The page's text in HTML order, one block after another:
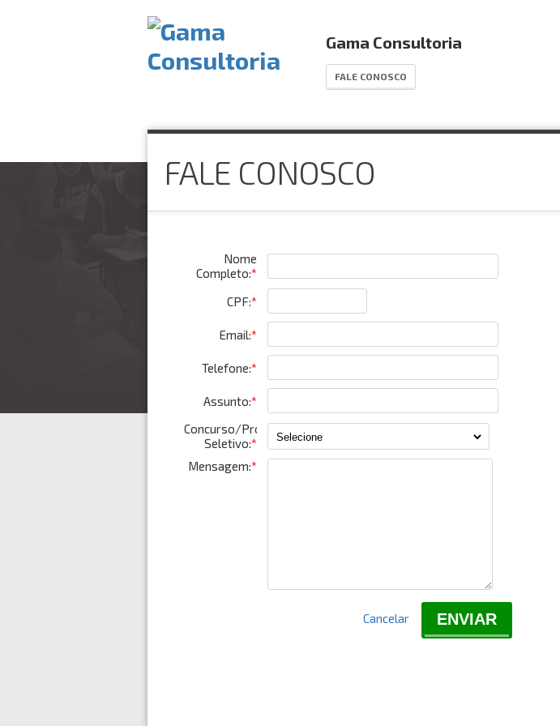
Gama Consultoria
FALE CONOSCO
FALE CONOSCO
Nome
Completo:*
CPF:*
Email:*
Telefone:*
Assunto:*
Concurso/Processo
Seletivo:*
Mensagem:*
Cancelar ENVIAR